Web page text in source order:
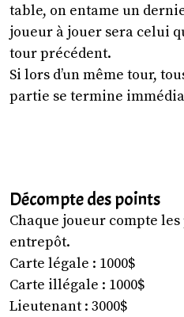
table, on entame un
joueur à jouer sera celui
tour précédent.
Si lors d’un même tour,
partie se termine
Décompte des points
Chaque joueur compte
entrepôt.
Carte légale : 1000$
Carte illégale : 1000$
Lieutenant : 3000$